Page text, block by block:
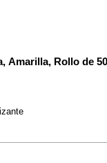
Rollo de